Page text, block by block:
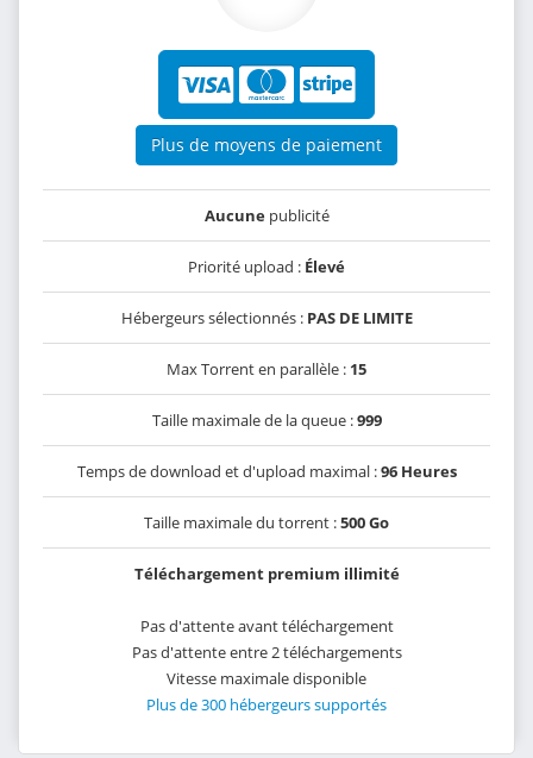
Plus de moyens de paiement
Aucunepublicité
Priorité upload : Élevé
Hébergeurs sélectionnés : PAS DE LIMITE
Max Torrent en parallèle : 15
Taille maximale de la queue :999
Temps de download et d'upload maximal :96 Heures
Taille maximale du torrent :500 Go
Téléchargement premium illimité
Pas d'attente avant téléchargement
Pas d'attente entre 2 téléchargements
Vitesse maximale disponible
Plus de 300 hébergeurs supportés